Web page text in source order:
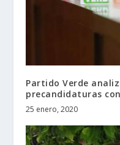
Partido Verde
precandidaturas
25 enero, 2020